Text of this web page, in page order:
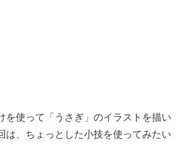
を使って「うさぎ」のイラストを描い
は、ちょっとした小技を使ってみたい